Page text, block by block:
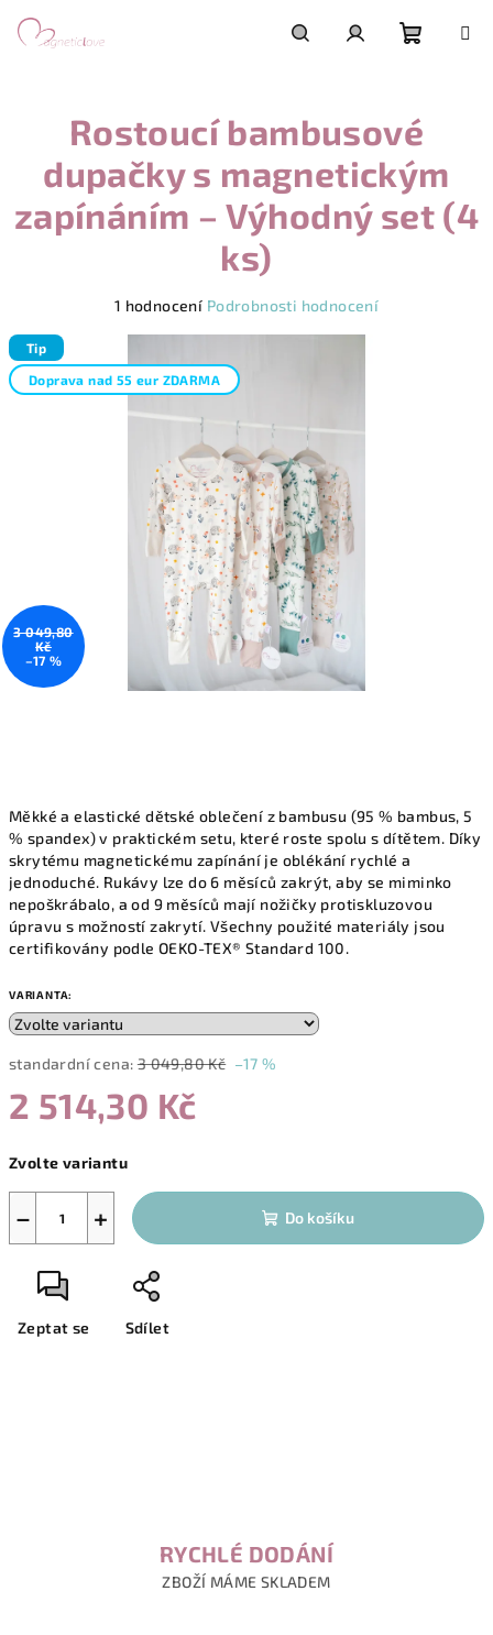
košík
Měkké a elastické dětské oblečení z bambusu (95 % bambus, 5
% spandex) v praktickém setu, které roste spolu s dítětem. Díky
skrytému magnetickému zapínání je oblékání rychlé a
jednoduché. Rukávy lze do 6 měsíců zakrýt, aby se miminko
nepoškrábalo, a od 9 měsíců mají nožičky protiskluzovou
úpravu s možností zakrytí. Všechny použité materiály jsou
certifikovány podle OEKO-TEX® Standard 100.
VARIANTA:
standardní cena: 3 049,80 Kč –17 %
2 514,30 Kč
cena:
Zvolte variantu
+
− Do košíku
Zeptat se Sdílet
Rostoucí bambusové
dupačky s magnetickým
zapínáním – Výhodný set (4
ks)
produktu
je
5,0
1 hodnocení Podrobnosti hodnocení
Tip
Doprava nad 55 eur ZDARMA
3 049,80
Kč
–17 %
RYCHLÉ DODÁNÍ
ZBOŽÍ MÁME SKLADEM